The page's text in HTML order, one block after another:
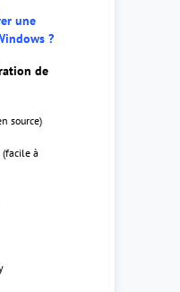
une
?
de
source)
(facile à